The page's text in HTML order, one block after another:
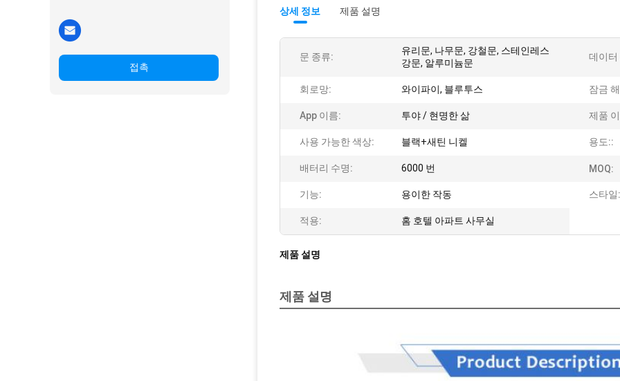
접촉
상세 정보 제품 설명
문 종류:
유리문, 나무문, 강철문, 스테인레스
강문, 알루미늄문
데이터
회로망: 와이파이, 블루투스 잠금
App 이름: 투야 / 현명한 삶 제품
사용 가능한 색상: 블랙+새틴 니켈 용도::
배터리 수명: 6000 번 MOQ:
기능: 용이한 작동 스타일:
적용: 홈 호텔 아파트 사무실
제품 설명
제품 설명